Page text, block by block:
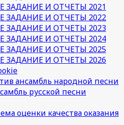
И ОТЧЕТЫ 2021
И ОТЧЕТЫ 2022
И ОТЧЕТЫ 2023
И ОТЧЕТЫ 2024
И ОТЧЕТЫ 2025
И ОТЧЕТЫ 2026
ансамбль народной песни
русской песни
оценки качества оказания